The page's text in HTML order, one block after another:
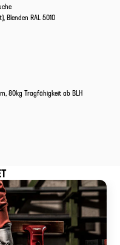
Blenden RAL 5010
80kg Tragfähigkeit ab BLH